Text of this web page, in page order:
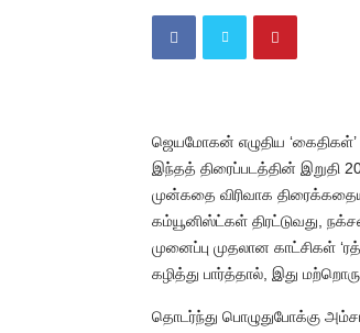
ஜெயமோகன் எழுதிய ‘கைதிகள்’
இந்தத் திரைப்படத்தின் இறுதி
முன்கதை விரிவாக
கம்யூனிஸ்ட்கள் திரட்டுவது,
முனைப்பு முதலான காட்சிகள்
கழித்து பார்த்தால், இது
தொடர்ந்து பொழுதுபோக்கு